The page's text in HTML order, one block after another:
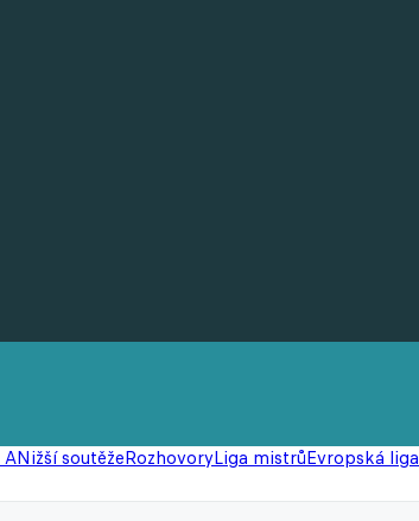
ANižší soutěžeRozhovoryLiga mistrůEvropská liga